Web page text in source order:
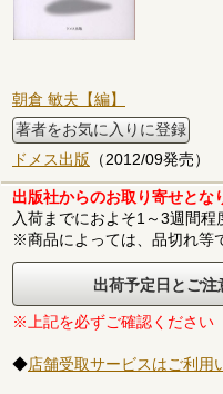
朝倉 敏夫【編】
著者をお気に入りに登録
ドメス出版 （2012/09発売）
出版社からのお取り寄せとな
入荷までにおよそ1～3週間程
※商品によっては、品切れ等
出荷予定日とご注
※上記を必ずご確認ください
◆店舗受取サービスはご利用